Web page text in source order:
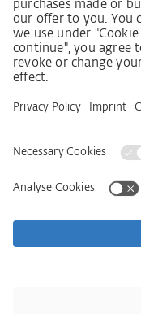
Lieferantenkodex
Grundsatzerklärung
Erklärung zur